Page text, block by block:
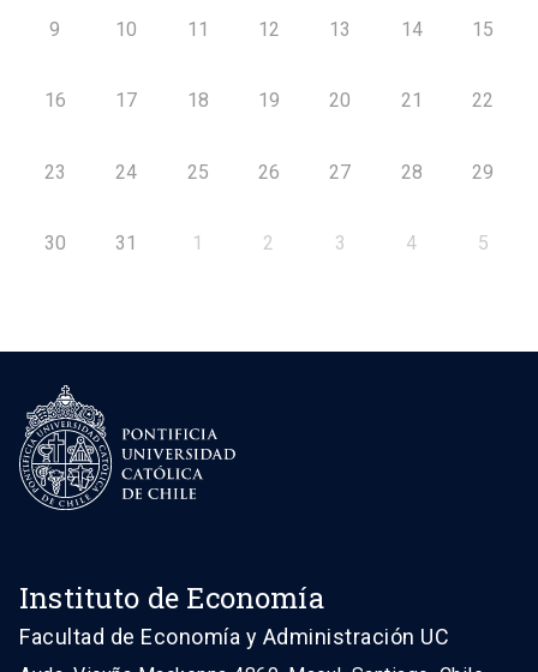
9 10 11 12 13 14 15
16 17 18 19 20 21 22
23 24 25 26 27 28 29
30 31 1 2 3 4 5
Instituto de Economía
Facultad de Economía y Administración UC